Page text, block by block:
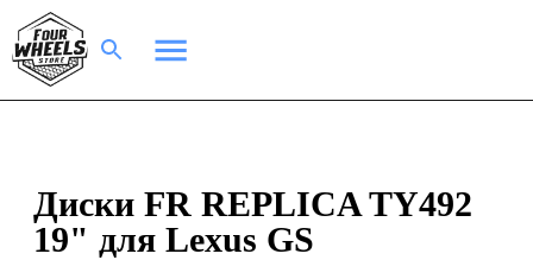
Диски FR REPLICA TY492
19" для Lexus GS